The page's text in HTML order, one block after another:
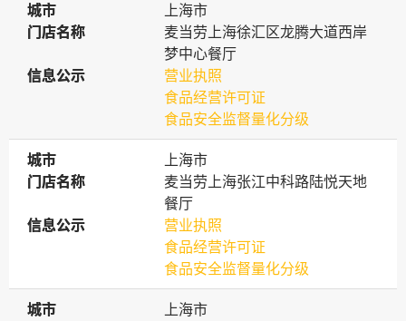
城市
城市
上海市
门店名称
门店名称
麦当劳上海徐汇区龙腾大道西岸
梦中心餐厅
信息公示
信息公示
营业执照
食品经营许可证
食品安全监督量化分级
城市
城市
上海市
门店名称
门店名称
麦当劳上海张江中科路陆悦天地
餐厅
信息公示
信息公示
营业执照
食品经营许可证
食品安全监督量化分级
城市
城市
上海市